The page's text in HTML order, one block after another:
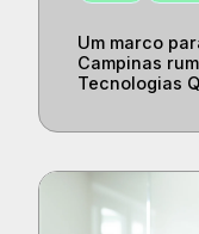
Um marco
Campinas
Tecnologias